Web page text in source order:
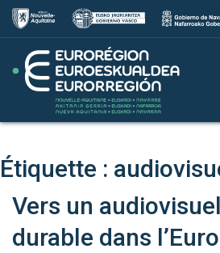
Étiquette :
Vers un
durable dans